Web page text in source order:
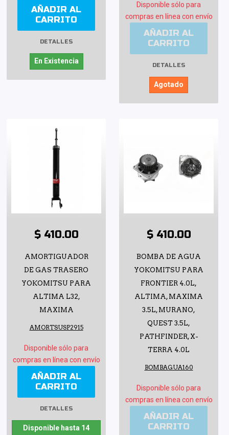
AÑADIR AL
CARRITO
DETALLES
En Existencia
Disponible sólo para
compras en línea con envío
AÑADIR AL
CARRITO
DETALLES
Agotado
$ 410.00
AMORTIGUADOR
DE GAS TRASERO
YOKOMITSU PARA
ALTIMA L32,
MAXIMA
AMORTSUSP2915
Disponible sólo para
compras en línea con envío
AÑADIR AL
CARRITO
DETALLES
Disponible hasta 14
$ 410.00
BOMBA DE AGUA
YOKOMITSU PARA
FRONTIER 4.0L,
ALTIMA, MAXIMA
3.5L, MURANO,
QUEST 3.5L,
PATHFINDER, X-
TERRA 4.0L
BOMBAGUA160
Disponible sólo para
compras en línea con envío
AÑADIR AL
CARRITO